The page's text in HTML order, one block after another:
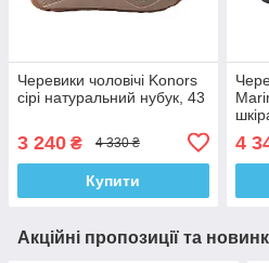
Черевики чоловічі Konors
сірі натуральний нубук, 43
3 240 ₴ 4 330 ₴
Купити
4
Акційні пропозиції та